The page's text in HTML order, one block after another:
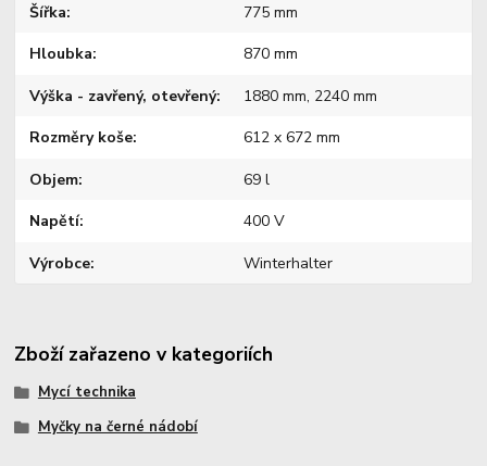
Šířka 775 mm
Hloubka 870 mm
Výška - zavřený, otevřený 1880 mm, 2240 mm
Rozměry koše 612 x 672 mm
Objem 69 l
Napětí 400 V
Výrobce Winterhalter
Zboží zařazeno v kategoriích
Mycí technika
Myčky na černé nádobí